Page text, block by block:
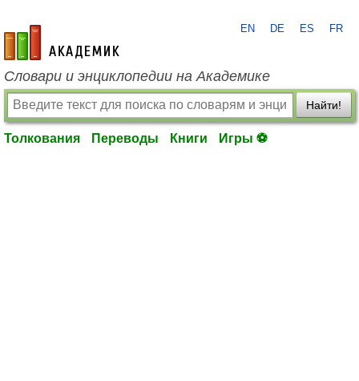
academic.ru
EN DE ES FR
Словари и энциклопедии на Академике
Найти!
Толкования Переводы Книги Игры ⚽